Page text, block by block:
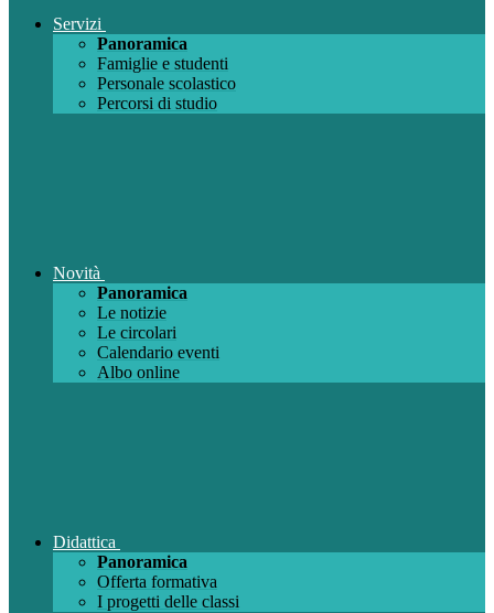
Servizi
Panoramica
Famiglie e studenti
Personale scolastico
Percorsi di studio
Novità
Panoramica
Le notizie
Le circolari
Calendario eventi
Albo online
Didattica
Panoramica
Offerta formativa
I progetti delle classi